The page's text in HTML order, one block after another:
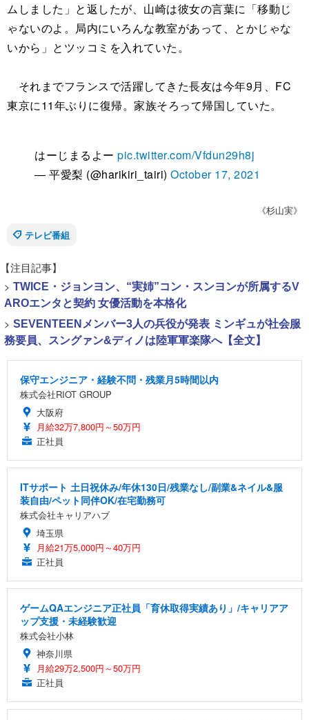
ムしました」と返したが、山崎は彼女の言葉に「移動じ
ゃないのよ。局内にいろんな教室があって、とかじゃな
いから」とツッコミを入れていた。
それまでフランスで活躍してきた長友は今年9月、FC
東京に11年ぶりに復帰。家族そろって帰国していた。
はーじまるよー pic.twitter.com/Vfdun29h8j
— 平愛梨 (@harikiri_tairi) October 17, 2021
《杉山実》
テレビ番組
【注目記事】
> TWICE・ジョンヨン、“実姉”コン・スンヨンが所属するV
AROエンタと契約 女優活動を本格化
> SEVENTEENメンバー3人の兵役が発表 ミンギュが社会服
務要員、スングァン&ディノは陸軍軍楽隊へ【全文】
保守エンジニア・経験不問・残業月5時間以内
株式会社RIOT GROUP
大阪府
月給32万7,800円～50万円
正社員
ITサポート 土日祝休み/年休130日/残業なし/副業&ネイル&服
装自由/ペット同伴OK/在宅勤務可
株式会社キャリアハブ
埼玉県
月給21万5,000円～40万円
正社員
ゲームQAエンジニア正社員「育休取得実績あり」/キャリアア
ップ支援・未経験歓迎
株式会社小林
神奈川県
月給29万2,500円～50万円
正社員